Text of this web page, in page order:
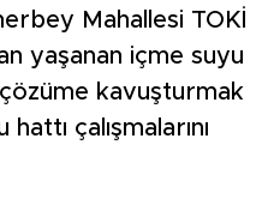
Mahallesi TOKİ
yaşanan içme suyu
çözüme kavuşturmak
çalışmalarını